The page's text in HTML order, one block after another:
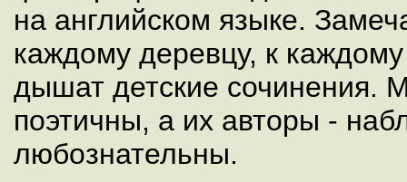
на английском языке.
каждому деревцу, к
дышат детские сочинения.
поэтичны, а их авторы -
любознательны.